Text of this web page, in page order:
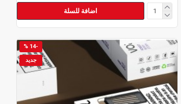
اضافة للسلة
جديد
-14 %